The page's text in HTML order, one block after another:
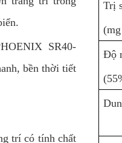
SR40-
bền thời tiết
trí có tính chất
Trị
Độ